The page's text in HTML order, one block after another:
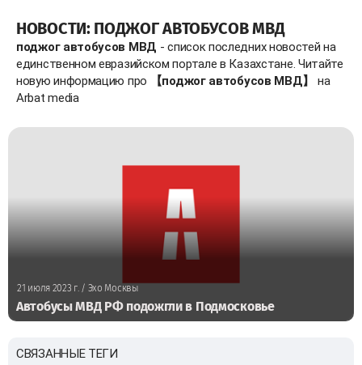
НОВОСТИ: ПОДЖОГ АВТОБУСОВ МВД
поджог автобусов МВД - список последних новостей на
единственном евразийском портале в Казахстане. Читайте
новую информацию про
【поджог автобусов МВД】
на
Arbat media
21 июля 2023 г./ Эхо Москвы
Автобусы МВД РФ подожгли в Подмосковье
СВЯЗАННЫЕ ТЕГИ